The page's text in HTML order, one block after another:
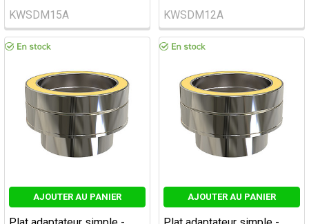
KWSDM15A KWSDM12A
AJOUTER AU PANIER AJOUTER AU PANIER